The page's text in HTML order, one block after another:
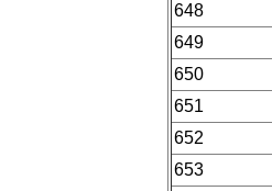
648
649
650
651
652
653